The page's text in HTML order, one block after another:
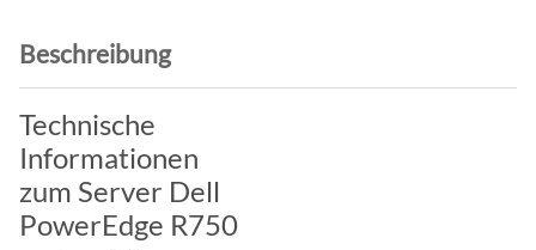
Beschreibung
Technische
Informationen
zum Server Dell
PowerEdge R750